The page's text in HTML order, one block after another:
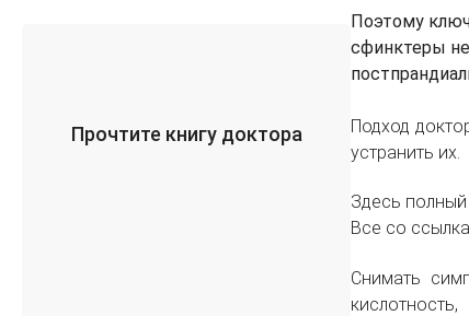
Прочтите книгу доктора
Поэтому
сфинктеры
Подход
устранить их.
Здесь
Все со
Снимать